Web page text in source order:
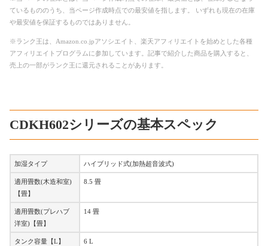
ているもののうち、当ページ作成時点での最安値を指します。 いずれも現在の在庫
や最安値を保証するものではありません。
※ランク王は、Amazon.co.jpアソシエイト、楽天アフィリエイトを始めとした各種
アフィリエイトプログラムに参加しています。記事で紹介した商品を購入すると、
売上の一部がランク王に還元されることがあります。
CDKH602シリーズの基本スペック
加湿タイプ ハイブリッド式(加熱超音波式)
適用畳数(木造和室)
【畳】
8.5 畳
適用畳数(プレハブ
洋室)【畳】
14 畳
タンク容量【L】 6 L